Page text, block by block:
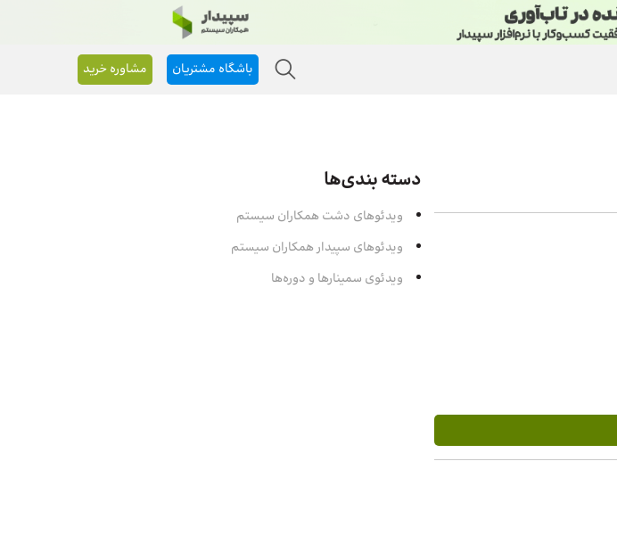
باشگاه مشتریان مشاوره خرید
دسته بندی‌ها
ویدئوهای دشت همکاران سیستم
ویدئوهای سپیدار همکاران سیستم
ویدئوی سمینارها و دوره‌ها